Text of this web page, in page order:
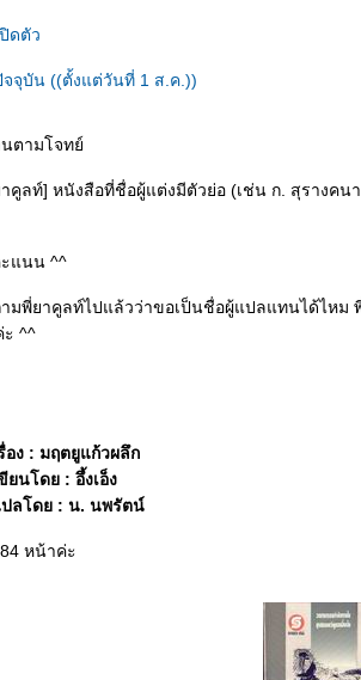
ดตัว
จจุบัน ((ตั้งแต่วันที่ 1 ส.ค.))
ตามโจทย์
าคูลท์] หนังสือที่ชื่อผู้แต่งมีตัวย่อ (เช่น ก. สุรางค
แนน ^^
มพี่ยาคูลท์ไปแล้วว่าขอเป็นชื่อผู้แปลแทนได้ไหม
^^
อง : มฤตยูแก้วผลึก
ยนโดย : อึ้งเอ็ง
ลโดย : น. นพรัตน์
หน้าค่ะ